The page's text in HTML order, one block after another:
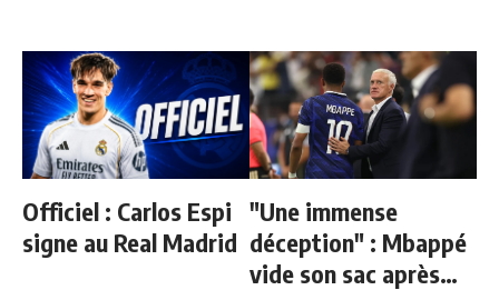
Officiel : Carlos Espi
signe au Real Madrid
"Une immense
déception" : Mbappé
vide son sac après